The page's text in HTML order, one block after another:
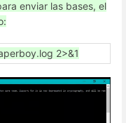
enviar las bases, el
2>&1